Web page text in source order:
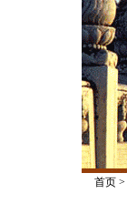
首页>